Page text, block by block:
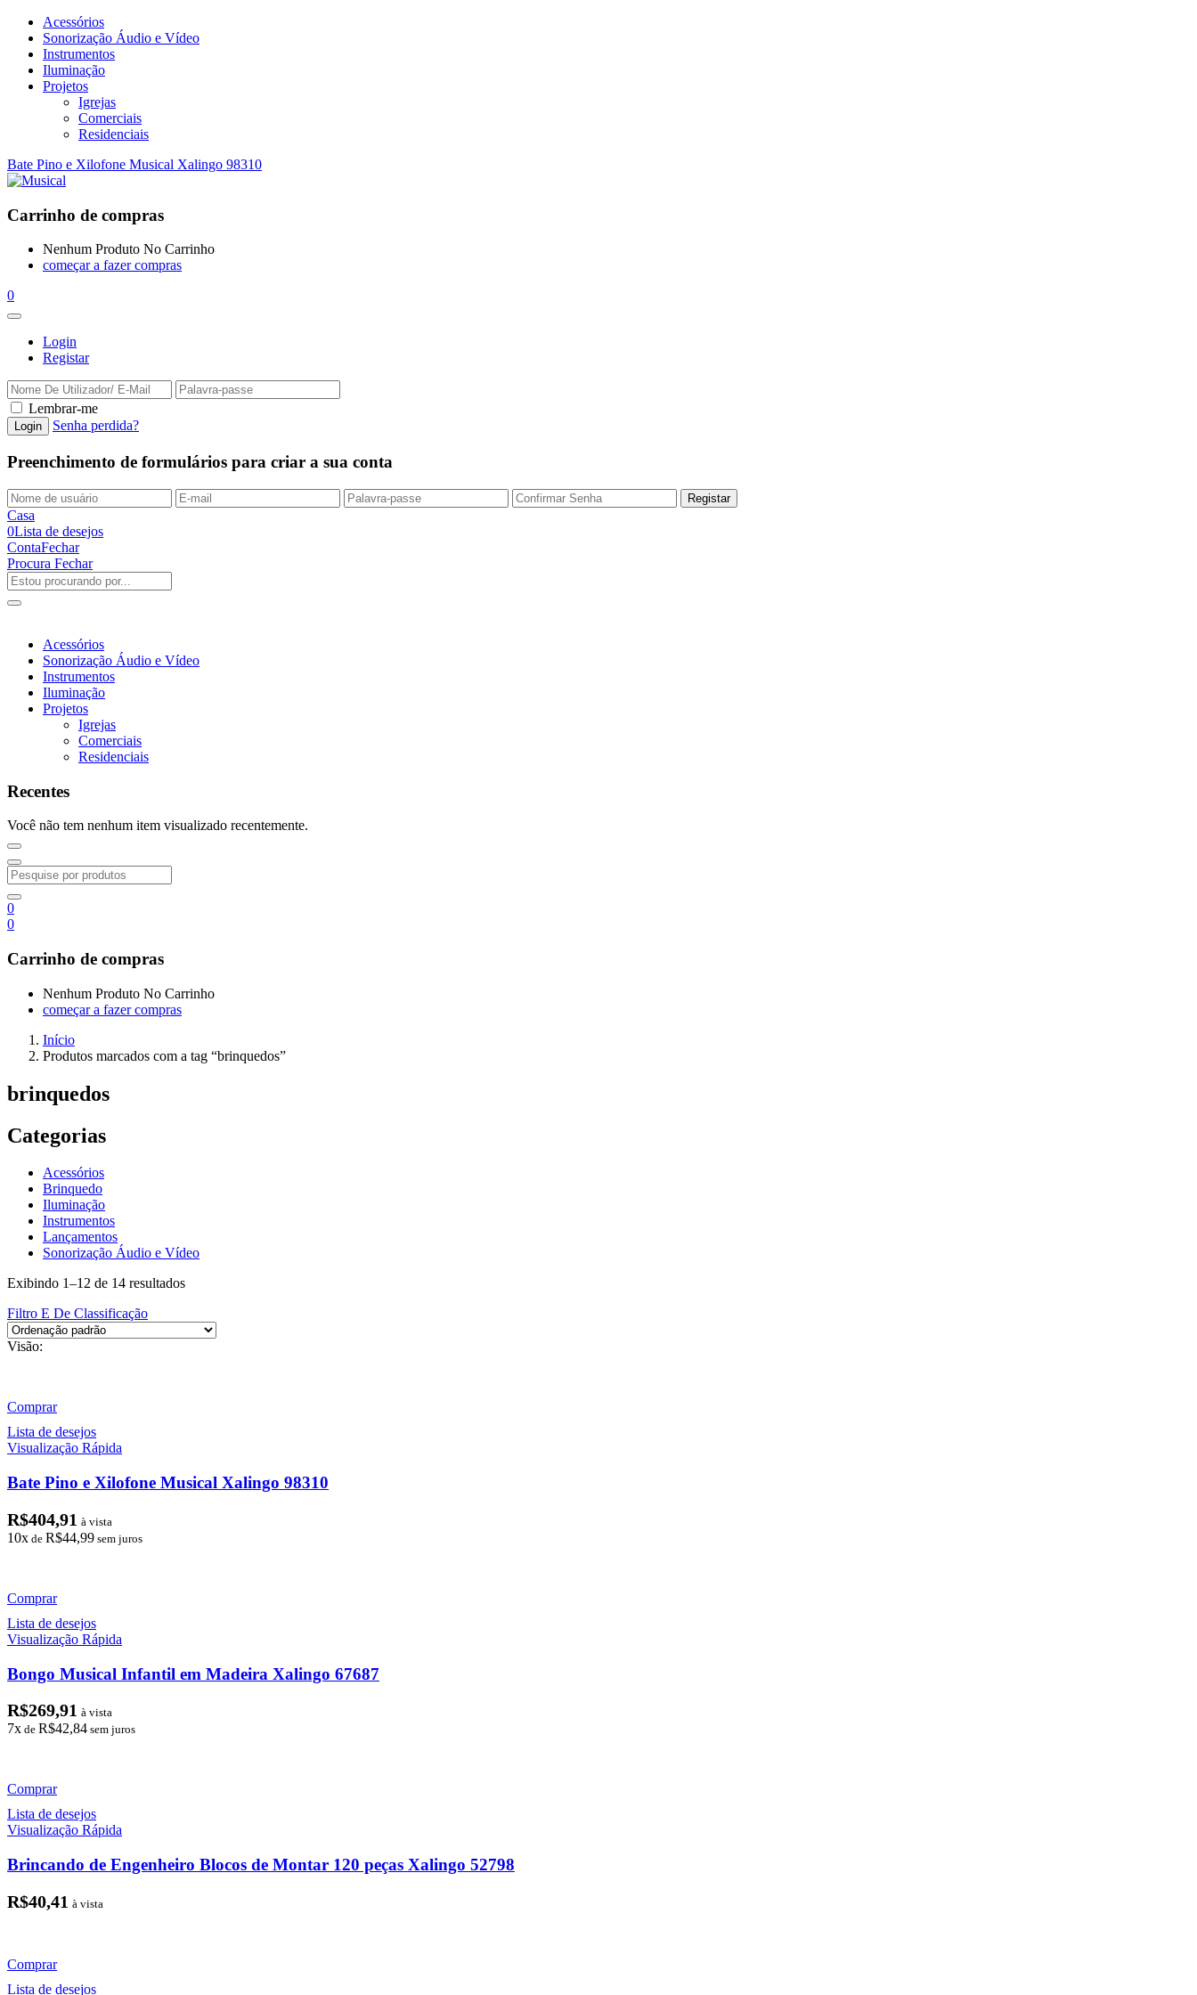
Acessórios
Sonorização Áudio e Vídeo
Instrumentos
Iluminação
Projetos
Igrejas
Comerciais
Residenciais
Bate Pino e Xilofone Musical Xalingo 98310
Carrinho de compras
Nenhum Produto No Carrinho
começar a fazer compras
0
Login
Registar
Lembrar-me
Senha perdida?
Preenchimento de formulários para criar a sua conta
Casa
0Lista de desejos
ContaFechar
Procura Fechar
Acessórios
Sonorização Áudio e Vídeo
Instrumentos
Iluminação
Projetos
Igrejas
Comerciais
Residenciais
Recentes
Você não tem nenhum item visualizado recentemente.
0
0
Carrinho de compras
Nenhum Produto No Carrinho
começar a fazer compras
Início
Produtos marcados com a tag “brinquedos”
brinquedos
Categorias
Acessórios
Brinquedo
Iluminação
Instrumentos
Lançamentos
Sonorização Áudio e Vídeo
Exibindo 1–12 de 14 resultados
Filtro E De Classificação
Visão:
Comprar
Lista de desejos
Visualização Rápida
Bate Pino e Xilofone Musical Xalingo 98310
R$404,91 à vista
10x de R$44,99 sem juros
Comprar
Lista de desejos
Visualização Rápida
Bongo Musical Infantil em Madeira Xalingo 67687
R$269,91 à vista
7x de R$42,84 sem juros
Comprar
Lista de desejos
Visualização Rápida
Brincando de Engenheiro Blocos de Montar 120 peças Xalingo 52798
R$40,41 à vista
Comprar
Lista de desejos